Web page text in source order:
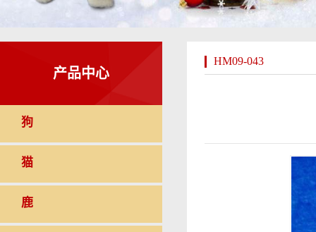
产品中心
狗
猫
鹿
HM09-043